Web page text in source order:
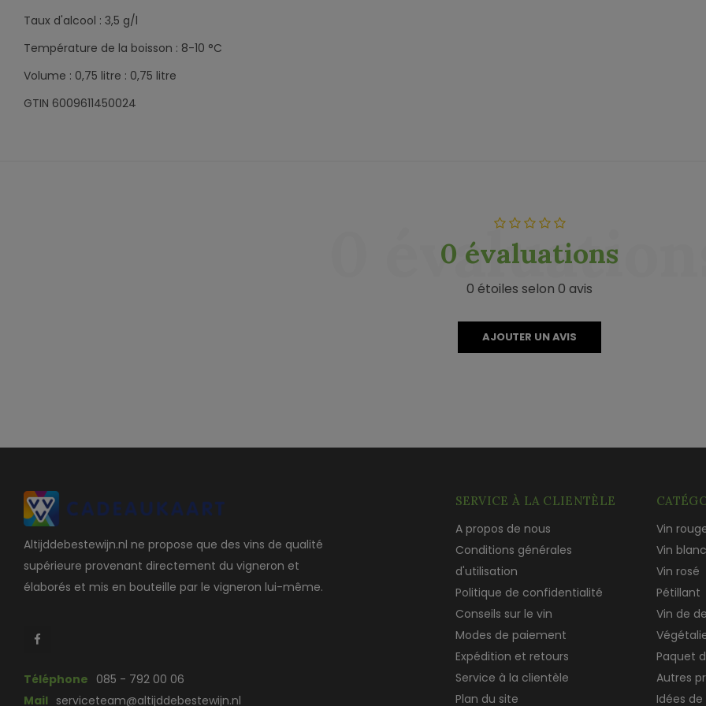
Taux d'alcool : 3,5 g/l
Température de la boisson : 8-10 °C
Volume : 0,75 litre : 0,75 litre
GTIN 6009611450024
0 évaluations
0 0 étoiles selon 0 avis
AJOUTER UN AVIS
Altijddebestewijn.nl ne propose que des vins de qualité
supérieure provenant directement du vigneron et
élaborés et mis en bouteille par le vigneron lui-même.
Téléphone 085 - 792 00 06
Mail serviceteam@altijddebestewijn.nl
SERVICE À LA CLIENTÈLE
A propos de nous
Conditions générales
d'utilisation
Politique de confidentialité
Conseils sur le vin
Modes de paiement
Expédition et retours
Service à la clientèle
Plan du site
Vin
Vin blanc
Vin rosé
Pétillant
Vin de
Paquet
Autres
Idées